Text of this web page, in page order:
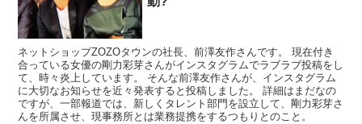
ネットショップZOZOタウンの社長、前澤友作さんです。 現在付き
合っている女優の剛力彩芽さんがインスタグラムでラブラブ投稿をし
て、時々炎上しています。 そんな前澤友作さんが、インスタグラム
に大切なお知らせを近々発表すると投稿しました。 詳細はまだなの
ですが、一部報道では、新しくタレント部門を設立して、剛力彩芽さ
んを所属させ、現事務所とは業務提携をするつもりとのこと。